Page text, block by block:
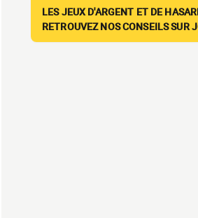
LES JEUX D'ARGENT ET DE
RETROUVEZ NOS CONSEILS